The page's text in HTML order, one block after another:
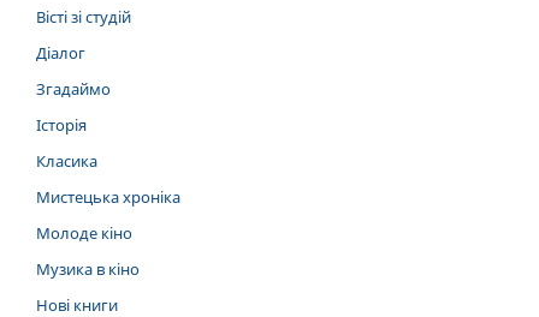
Вісті зі студій
Діалог
Згадаймо
Історія
Класика
Мистецька хроніка
Молоде кіно
Музика в кіно
Нові книги